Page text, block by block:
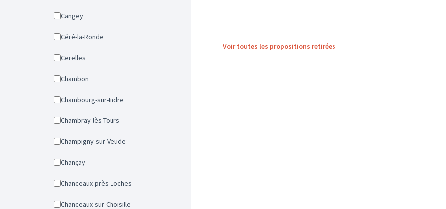
Cangey
Céré-la-Ronde
Cerelles
Chambon
Chambourg-sur-Indre
Chambray-lès-Tours
Champigny-sur-Veude
Chançay
Chanceaux-près-Loches
Chanceaux-sur-Choisille
Voir toutes les propositions retirées